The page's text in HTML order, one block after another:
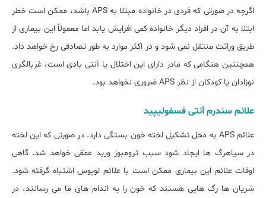
اگرچه در صورتی که فردی در خانواده مبتلا به APS باشد، ممکن است خطر
ابتلا به آن در افراد دیگر خانواده کمی افزایش یابد اما معمولاً این بیماری از
طریق وراثت منتقل نمی شود و در اکثر موارد به طور تصادفی رخ خواهد داد.
همچننین هنگامی که مادر دارای این اختلال یا آنتی بادی است، غربالگری
نوزادان یا کودکان از نظر APS ضروری نخواهد بود.
علائم سندرم آنتی فسفولیپید
علائم APS به محل تشکیل لخته خون بستگی دارد. در صورتی که این لخته
در سیاهرگ ها ایجاد شود سبب ترومبوز ورید عمقی خواهد شد. گاهی
اوقات علائم این بیماری ممکن است با علائم لوپوس اشتباه گرفته شود.
شریان ها رگ هایی هستند که خون را به اندام های ما می رسانند، در